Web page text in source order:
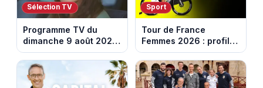
Sélection TV
Programme TV du
dimanche 9 août 2026
: notre sélection pour
votre soirée télé
Sport
Tour de France
Femmes 2026 : profil
et horaires de la
dernière étape à Nice